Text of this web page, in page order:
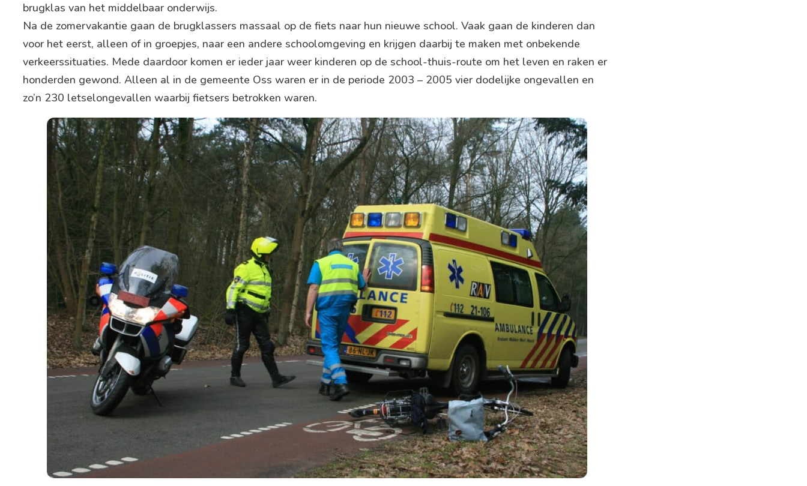
brugklas van het middelbaar onderwijs.
Na de zomervakantie gaan de brugklassers massaal op de fiets naar hun nieuwe school. Vaak gaan de kinderen dan
voor het eerst, alleen of in groepjes, naar een andere schoolomgeving en krijgen daarbij te maken met onbekende
verkeerssituaties. Mede daardoor komen er ieder jaar weer kinderen op de school-thuis-route om het leven en raken er
honderden gewond. Alleen al in de gemeente Oss waren er in de periode 2003 – 2005 vier dodelijke ongevallen en
zo’n 230 letselongevallen waarbij fietsers betrokken waren.